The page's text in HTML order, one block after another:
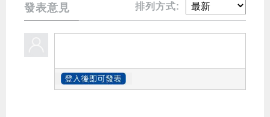
發表意見 排列方式: